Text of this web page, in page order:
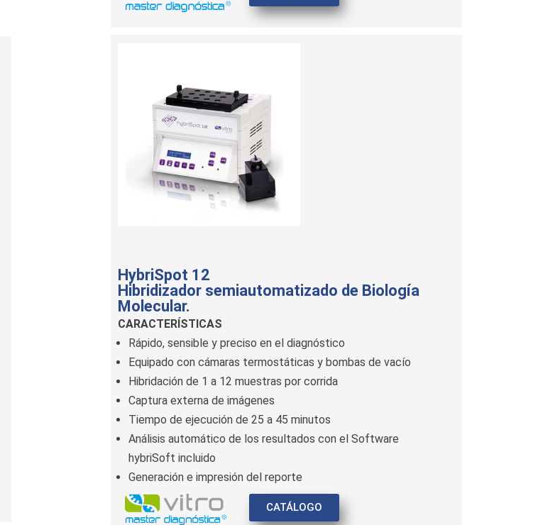
HybriSpot 12
Hibridizador semiautomatizado de Biología
Molecular.
CARACTERÍSTICAS
Rápido, sensible y preciso en el diagnóstico
Equipado con cámaras termostáticas y bombas de vacío
Hibridación de 1 a 12 muestras por corrida
Captura externa de imágenes
Tiempo de ejecución de 25 a 45 minutos
Análisis automático de los resultados con el Software
hybriSoft incluido
Generación e impresión del reporte
CATÁLOGO